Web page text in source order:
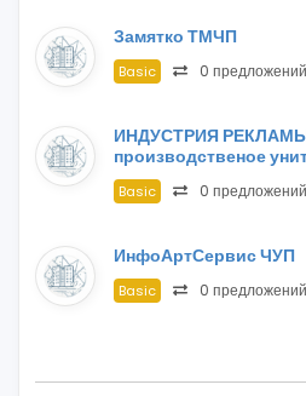
Замятко ТМЧП
Basic 0 предложений
ИНДУСТРИЯ
производственое
Basic 0 предложений
ИнфоАртСервис ЧУП
Basic 0 предложений